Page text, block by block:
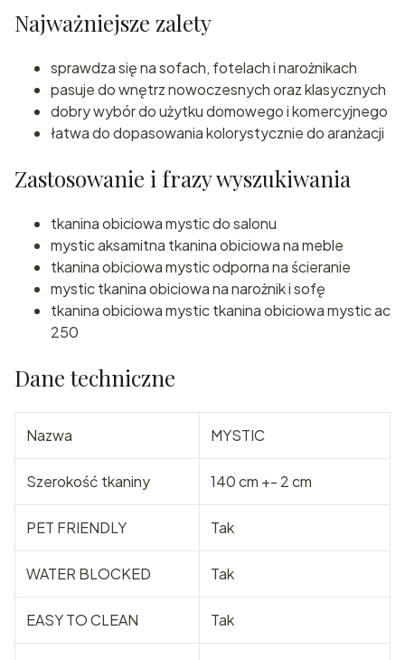
Najważniejsze zalety
sprawdza się na sofach, fotelach i narożnikach
pasuje do wnętrz nowoczesnych oraz klasycznych
dobry wybór do użytku domowego i komercyjnego
łatwa do dopasowania kolorystycznie do aranżacji
Zastosowanie i frazy wyszukiwania
tkanina obiciowa mystic do salonu
mystic aksamitna tkanina obiciowa na meble
tkanina obiciowa mystic odporna na ścieranie
mystic tkanina obiciowa na narożnik i sofę
tkanina obiciowa mystic tkanina obiciowa mystic ac
250
Dane techniczne
Nazwa MYSTIC
Szerokość tkaniny 140 cm +- 2 cm
PET FRIENDLY Tak
WATER BLOCKED Tak
EASY TO CLEAN Tak